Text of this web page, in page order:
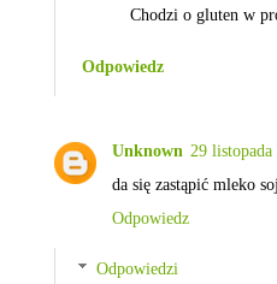
Chodzi o gluten w
Odpowiedz
Unknown 29
da się zastąpić mleko
Odpowiedz
Odpowiedzi